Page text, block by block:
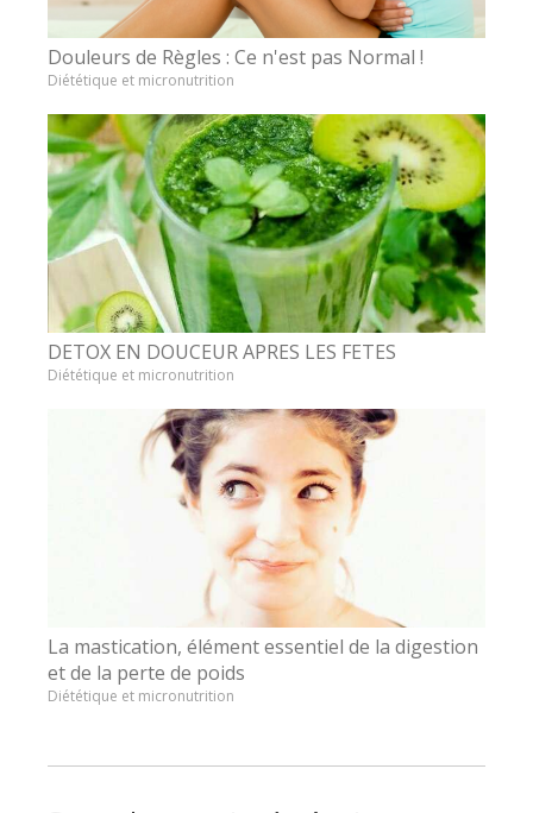
Douleurs de Règles : Ce n'est pas Normal !
Diététique et micronutrition
DETOX EN DOUCEUR APRES LES FETES
Diététique et micronutrition
La mastication, élément essentiel de la digestion
et de la perte de poids
Diététique et micronutrition